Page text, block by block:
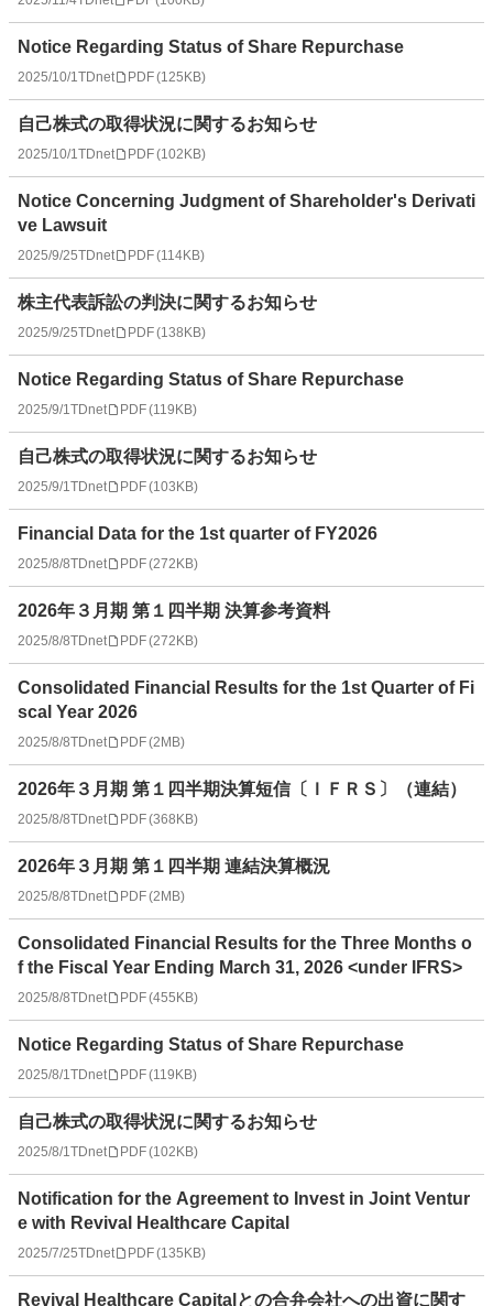
Notice Regarding Status of Share Repurchase
2025/10/1 TDnet PDF(125KB)
自己株式の取得状況に関するお知らせ
2025/10/1 TDnet PDF(102KB)
Notice Concerning Judgment of Shareholder's Derivati
ve Lawsuit
2025/9/25TDnet PDF(114KB)
株主代表訴訟の判決に関するお知らせ
2025/9/25TDnet PDF(138KB)
Notice Regarding Status of Share Repurchase
2025/9/1 TDnet PDF(119KB)
自己株式の取得状況に関するお知らせ
2025/9/1 TDnet PDF(103KB)
Financial Data for the 1st quarter of FY2026
2025/8/8TDnet PDF(272KB)
2026年３月期 第１四半期 決算参考資料
2025/8/8TDnet PDF(272KB)
Consolidated Financial Results for the 1st Quarter of Fi
scal Year 2026
2025/8/8TDnet PDF(2MB)
2026年３月期 第１四半期決算短信〔ＩＦＲＳ〕（連結）
2025/8/8TDnet PDF(368KB)
2026年３月期 第１四半期 連結決算概況
2025/8/8TDnet PDF(2MB)
Consolidated Financial Results for the Three Months o
f the Fiscal Year Ending March 31, 2026 <under IFRS>
2025/8/8TDnet PDF(455KB)
Notice Regarding Status of Share Repurchase
2025/8/1 TDnet PDF(119KB)
自己株式の取得状況に関するお知らせ
2025/8/1 TDnet PDF(102KB)
Notification for the Agreement to Invest in Joint Ventur
e with Revival Healthcare Capital
2025/7/25TDnet PDF(135KB)
Revival Healthcare Capitalとの合弁会社への出資に関す